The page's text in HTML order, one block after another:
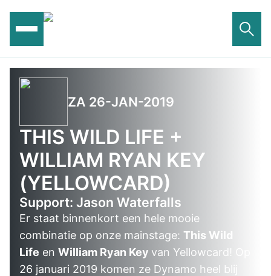
ZA 26-JAN-2019
THIS WILD LIFE +
WILLIAM RYAN KEY
(YELLOWCARD)
Support: Jason Waterfalls
Er staat binnenkort een hele mooie
combinatie op onze mainstage: This Wild
Life en William Ryan Key van Yellowcard! Op
26 januari 2019 komen ze Dynamo heel blij